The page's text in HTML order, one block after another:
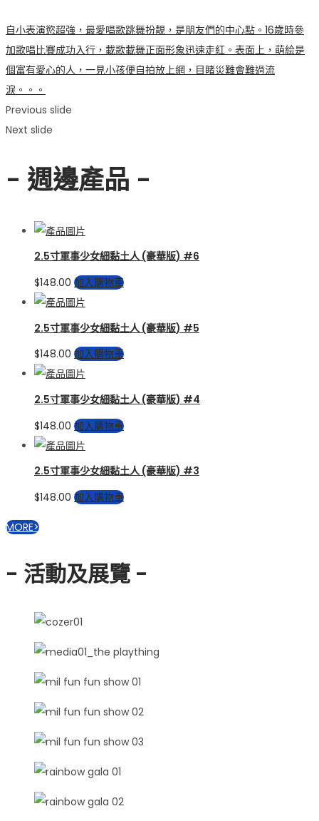
自小表演慾超強，最愛唱歌跳舞扮靚，是朋友們的中心點。16歲時參
加歌唱比賽成功入行，載歌載舞正面形象迅速走紅。表面上，萌絵是
個富有愛心的人，一見小孩便自拍放上網，目睹災難會難過流
淚。。。
Previous slide
Next slide
- 週邊產品 -
2.5寸軍事少女細黏土人 (豪華版) #6
$148.00 加入購物車
2.5寸軍事少女細黏土人 (豪華版) #5
$148.00 加入購物車
2.5寸軍事少女細黏土人 (豪華版) #4
$148.00 加入購物車
2.5寸軍事少女細黏土人 (豪華版) #3
$148.00 加入購物車
MORE>
- 活動及展覽 -